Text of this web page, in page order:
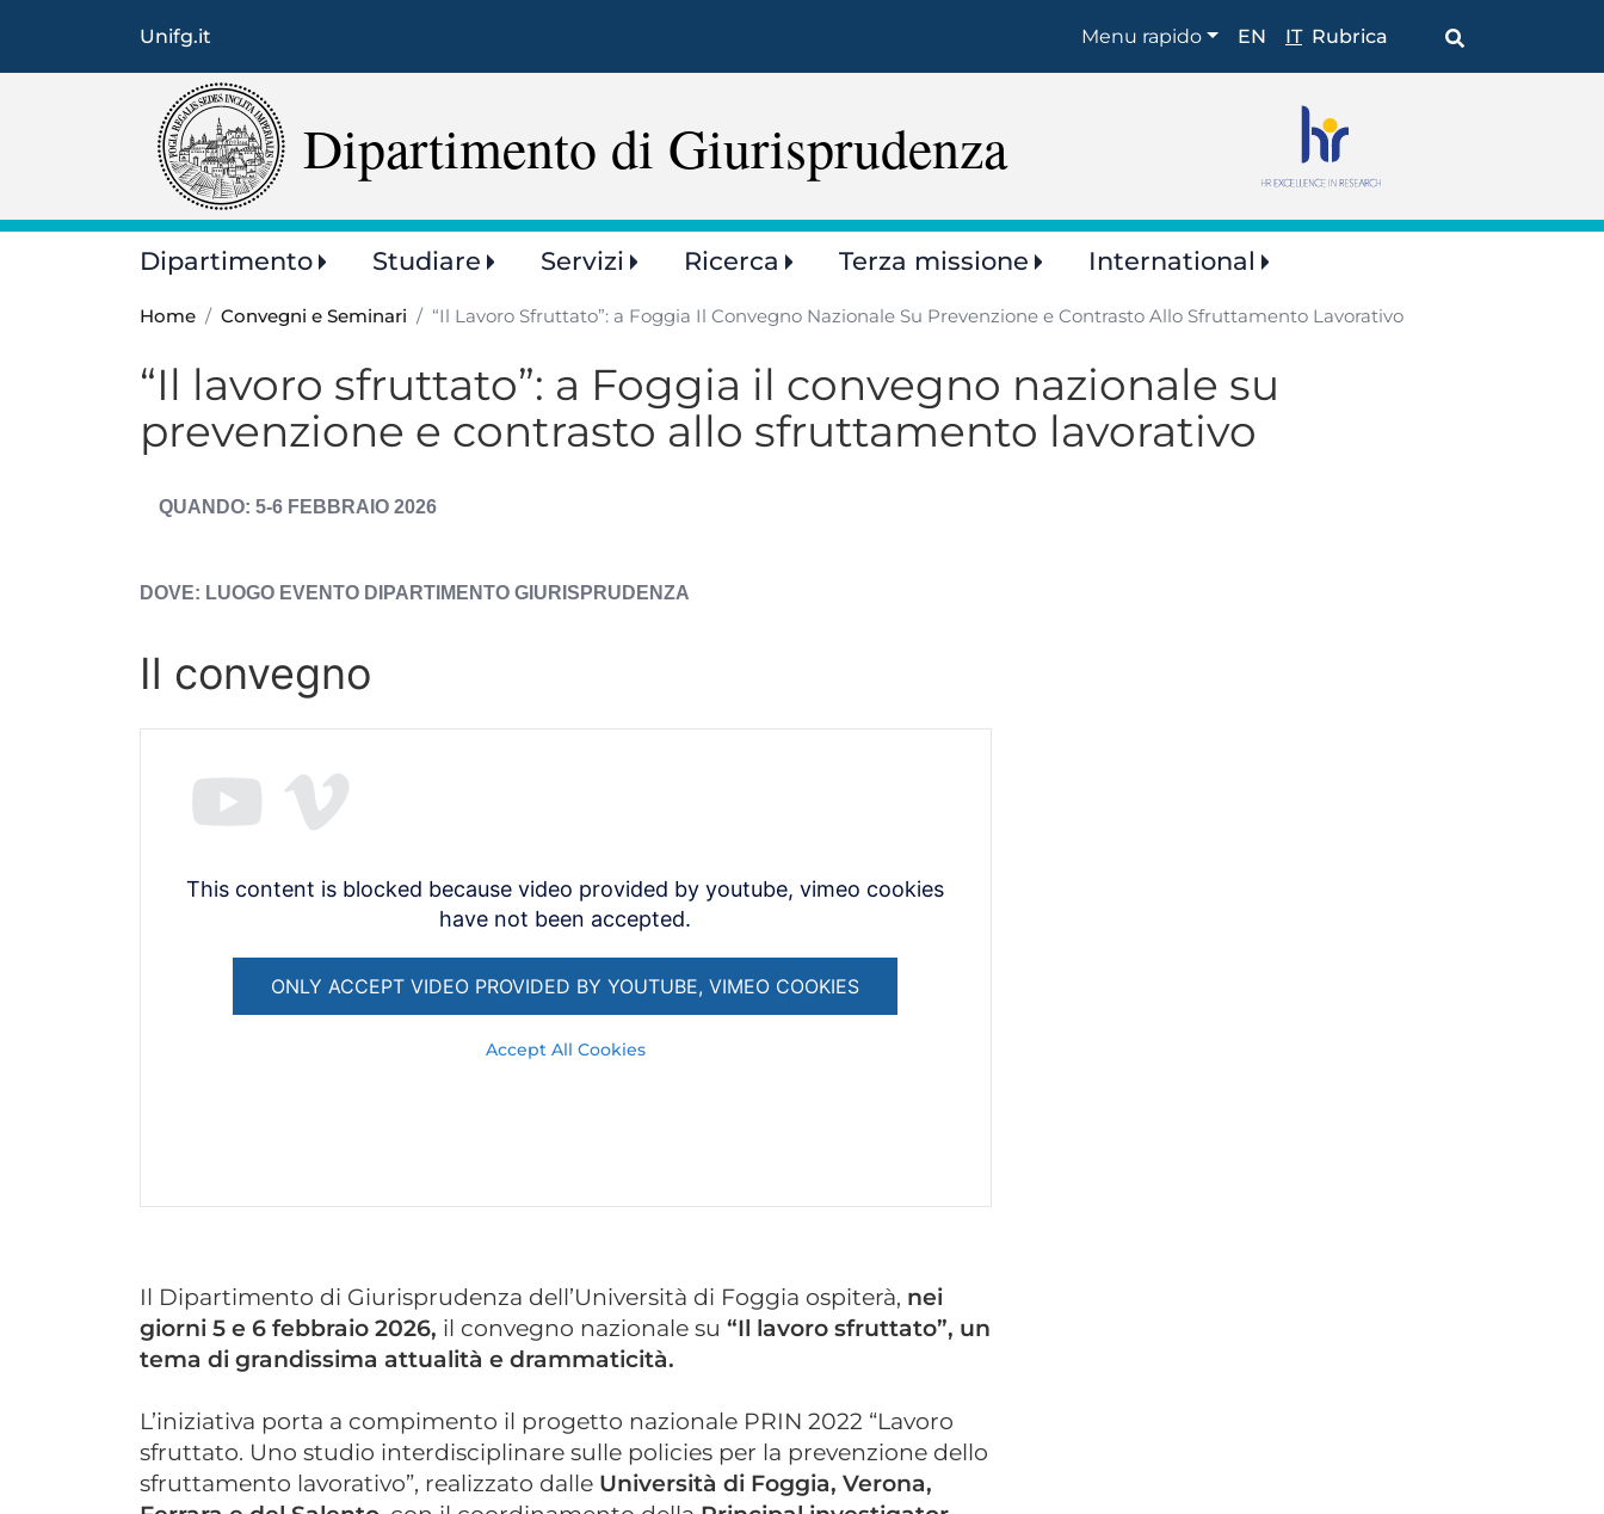
contenuto
Unifg.it Shortcuts
Menu rapido EN IT Rubrica
Dipartimento di Giurisprudenza
Main
navigation
Dipartimento Studiare Servizi Ricerca Terza missione International
Home Convegni e Seminari “Il Lavoro Sfruttato”: a Foggia Il Convegno Nazionale Su Prevenzione e Contrasto Allo Sfruttamento Lavorativo
“Il lavoro sfruttato”: a Foggia il convegno nazionale su
prevenzione e contrasto allo sfruttamento lavorativo
DATA
5-6 FEBBRAIO 2026
LUOGO EVENTO DIPARTIMENTO GIURISPRUDENZA
Il convegno
This content is blocked because video provided by youtube, vimeo cookies
have not been accepted.
ONLY ACCEPT VIDEO PROVIDED BY YOUTUBE, VIMEO COOKIES
Accept All Cookies
Il Dipartimento di Giurisprudenza dell’Università di Foggia ospiterà, nei
giorni 5 e 6 febbraio 2026, il convegno nazionale su “Il lavoro sfruttato”, un
tema di grandissima attualità e drammaticità.
L’iniziativa porta a compimento il progetto nazionale PRIN 2022 “Lavoro
sfruttato. Uno studio interdisciplinare sulle policies per la prevenzione dello
sfruttamento lavorativo”, realizzato dalle Università di Foggia, Verona,